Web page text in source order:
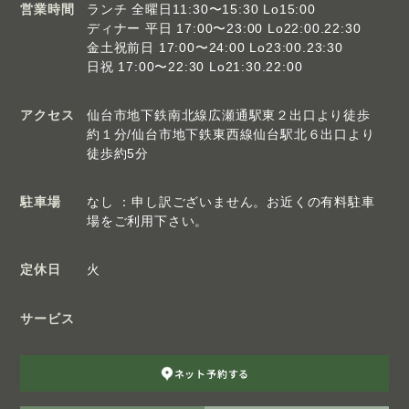
営業時間
ランチ 全曜日11:30〜15:30 Lo15:00
ディナー 平日 17:00〜23:00 Lo22:00.22:30
金土祝前日 17:00〜24:00 Lo23:00.23:30
日祝 17:00〜22:30 Lo21:30.22:00
アクセス
仙台市地下鉄南北線広瀬通駅東２出口より徒歩
約１分/仙台市地下鉄東西線仙台駅北６出口より
徒歩約5分
駐車場
なし ：申し訳ございません。お近くの有料駐車
場をご利用下さい。
定休日 火
サービス
ネット予約する